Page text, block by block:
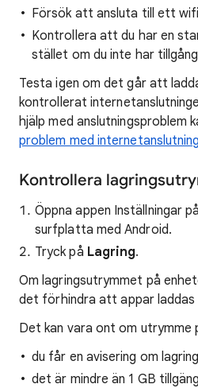
Försök att ansluta till ett
Kontrollera att du har en
stället om du inte har
Testa igen om det går att
kontrollerat
hjälp med anslutningsproblem
problem med
Kontrollera
Öppna appen Inställningar
surfplatta med Android.
Tryck på Lagring.
Om lagringsutrymmet på
det förhindra att appar laddas
Det kan vara ont om utrymme
du får en avisering om
det är mindre än 1 GB